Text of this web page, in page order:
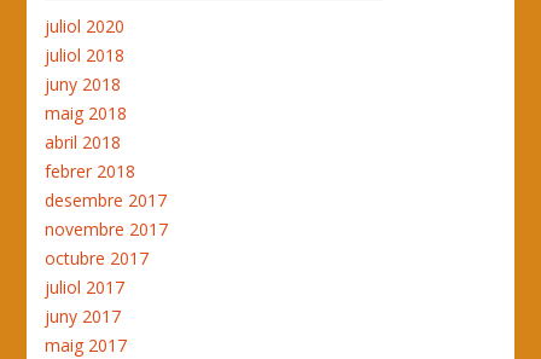
juliol 2020
juliol 2018
juny 2018
maig 2018
abril 2018
febrer 2018
desembre 2017
novembre 2017
octubre 2017
juliol 2017
juny 2017
maig 2017